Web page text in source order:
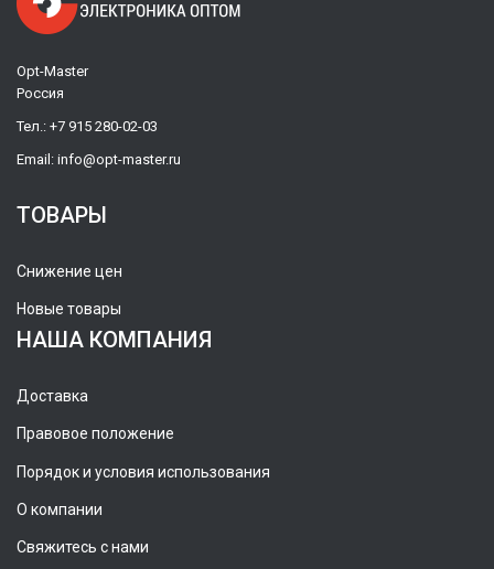
Opt-Master
Россия
Тел.: +7 915 280-02-03
Email: info@opt-master.ru
ТОВАРЫ
Снижение цен
Новые товары
НАША КОМПАНИЯ
Доставка
Правовое положение
Порядок и условия использования
О компании
Свяжитесь с нами